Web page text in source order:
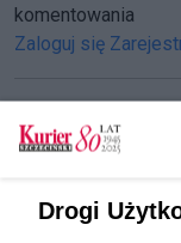
komentowania
Zaloguj się
Sejm udzielił
Drogi